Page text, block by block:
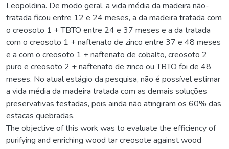
Leopoldina. De modo geral, a vida média da madeira não-
tratada ficou entre 12 e 24 meses, a da madeira tratada com
o creosoto 1 + TBTO entre 24 e 37 meses e a da tratada
com o creosoto 1 + naftenato de zinco entre 37 e 48 meses
e a com o creosoto 1 + naftenato de cobalto, creosoto 2
puro e creosoto 2 + naftenato de zinco ou TBTO foi de 48
meses. No atual estágio da pesquisa, não é possível estimar
a vida média da madeira tratada com as demais soluções
preservativas testadas, pois ainda não atingiram os 60% das
estacas quebradas.
The objective of this work was to evaluate the efficiency of
purifying and enriching wood tar creosote against wood